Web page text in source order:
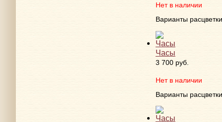
Нет в наличии
Варианты расцветки
Часы
3 700 руб.
Нет в наличии
Варианты расцветки